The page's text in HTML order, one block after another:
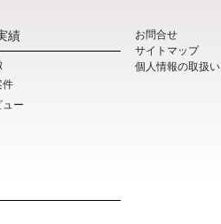
績
件
ュー
お問合せ
サイトマップ
個人情報の取扱い